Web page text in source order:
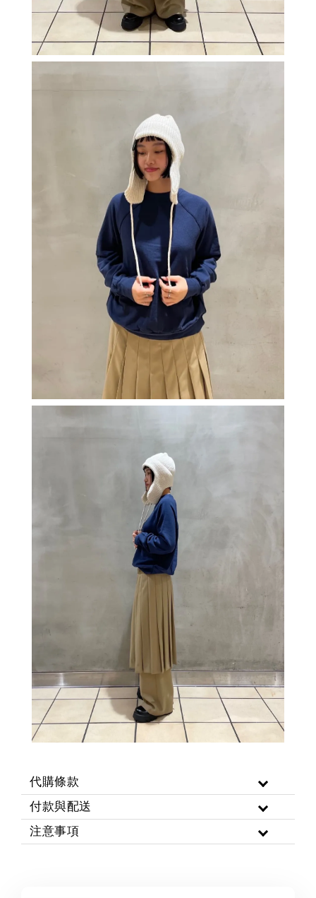
代購條款
付款與配送
注意事項